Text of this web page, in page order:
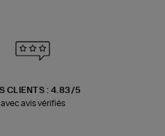
CLIENTS : 4.83/5
avec avis vérifiés